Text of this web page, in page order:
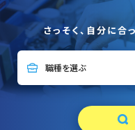
さっそく、自分に合